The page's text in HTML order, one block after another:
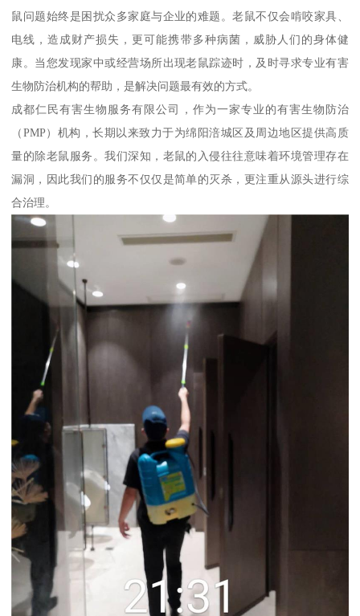
鼠问题始终是困扰众多家庭与企业的难题。老鼠不仅会啃咬家具、
电线，造成财产损失，更可能携带多种病菌，威胁人们的身体健
康。当您发现家中或经营场所出现老鼠踪迹时，及时寻求专业有害
生物防治机构的帮助，是解决问题最有效的方式。
成都仁民有害生物服务有限公司，作为一家专业的有害生物防治
（PMP）机构，长期以来致力于为绵阳涪城区及周边地区提供高质
量的除老鼠服务。我们深知，老鼠的入侵往往意味着环境管理存在
漏洞，因此我们的服务不仅仅是简单的灭杀，更注重从源头进行综
合治理。